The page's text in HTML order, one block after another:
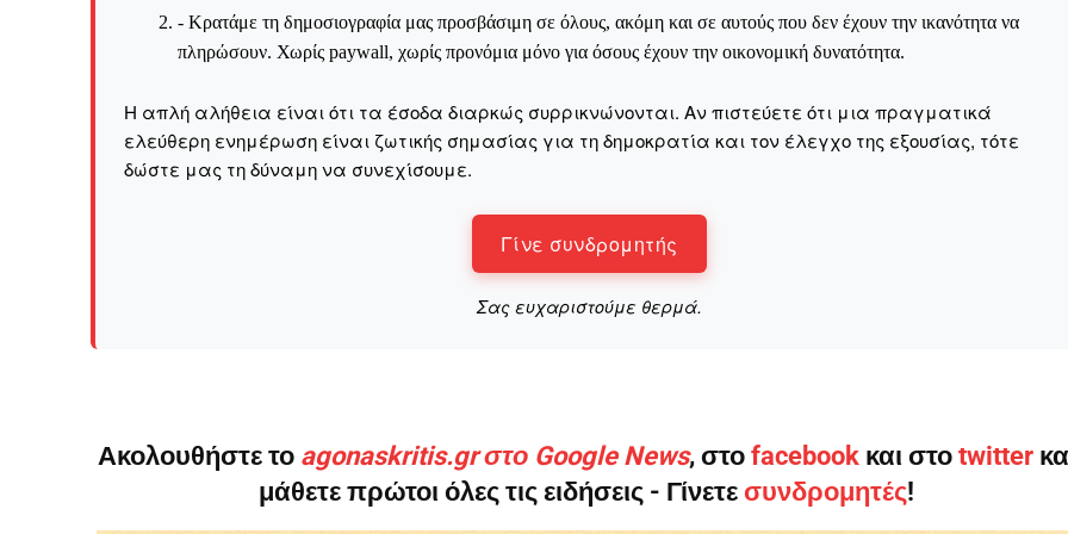
- Κρατάμε τη δημοσιογραφία μας προσβάσιμη σε όλους, ακόμη και σε αυτούς που δεν έχουν την ικανότητα να
πληρώσουν. Χωρίς paywall, χωρίς προνόμια μόνο για όσους έχουν την οικονομική δυνατότητα.
Η απλή αλήθεια είναι ότι τα έσοδα διαρκώς συρρικνώνονται. Αν πιστεύετε ότι μια πραγματικά
ελεύθερη ενημέρωση είναι ζωτικής σημασίας για τη δημοκρατία και τον έλεγχο της εξουσίας, τότε
δώστε μας τη δύναμη να συνεχίσουμε.
Γίνε συνδρομητής
Σας ευχαριστούμε θερμά.
Ακολουθήστε το agonaskritis.gr στο Google News, στο facebook και στο twitter
μάθετε πρώτοι όλες τις ειδήσεις - Γίνετε συνδρομητές!